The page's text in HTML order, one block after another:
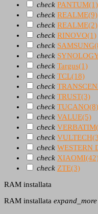
check PANTUM(1)
check REALME(9)
check REALME(2)
check RINOVO(1)
check SAMSUNG
check
check Targus(1)
check TCL(18)
check
check TRUST(3)
check TUCANO(8)
check VALUE(5)
check VERBATIM
check VULTECH
check WESTERN
check XIAOMI
check ZTE(3)
RAM installata
RAM installata expand_more